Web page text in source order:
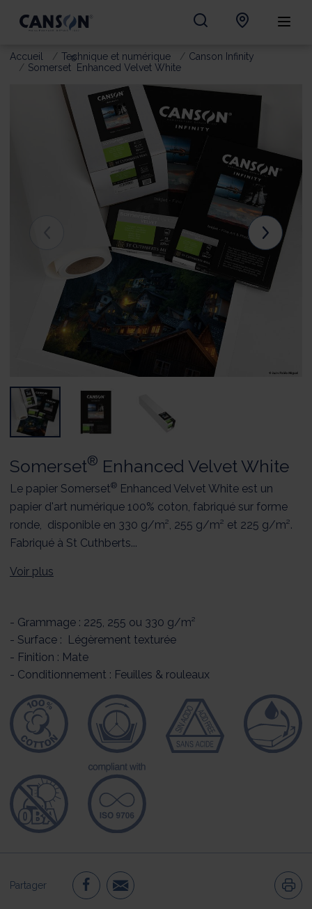
Accueil Technique et numérique
Canson Infinity
Somerset
®
Enhanced Velvet White
Somerset® Enhanced Velvet White
Le papier Somerset® Enhanced Velvet White est un
papier d'art numérique 100% coton, fabriqué sur forme
ronde, disponible en 330 g/m², 255 g/m² et 225 g/m².
Fabriqué à St Cuthberts...
Voir plus
- Grammage : 225, 255 ou 330 g/m²
- Surface : Légèrement texturée
- Finition : Mate
- Conditionnement : Feuilles & rouleaux
Partager